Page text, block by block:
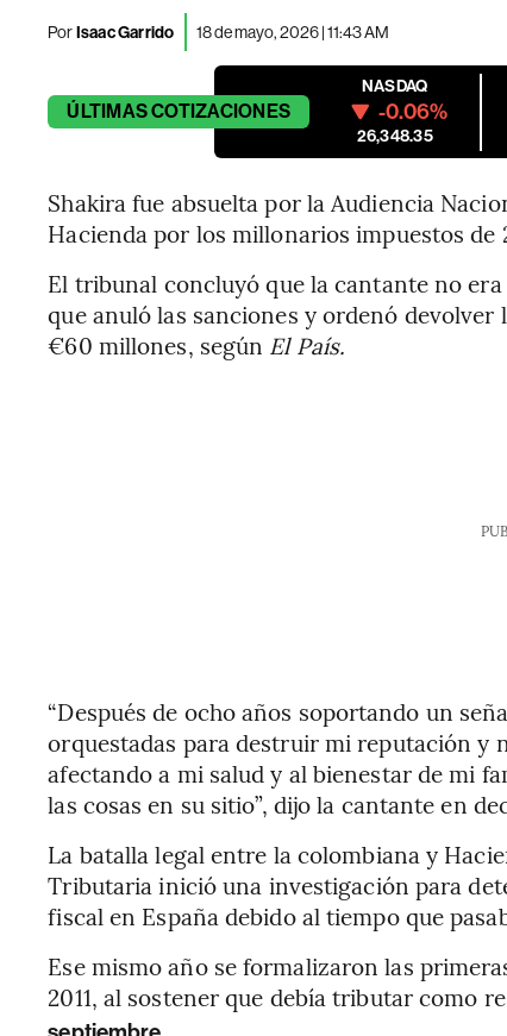
PorIsaac Garrido 18 de mayo, 2026 | 11:43 AM
ÚLTIMASCOTIZACIONES
NASDAQ
-0.06%
26,348.35
Shakira fue absuelta por la Audiencia
Hacienda por los millonarios impuestos de
El tribunal concluyó que la cantante no
que anuló las sanciones y ordenó
€60 millones, según El País.
“Después de ocho años soportando un
orquestadas para destruir mi reputación y
afectando a mi salud y al bienestar de mi
las cosas en su sitio”, dijo la cantante en
La batalla legal entre la colombiana y
Tributaria inició una investigación para
fiscal en España debido al tiempo que
Ese mismo año se formalizaron las
2011, al sostener que debía tributar como